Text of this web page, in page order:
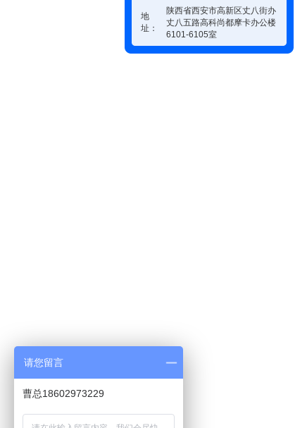
地
址：
陕西省西安市高新区丈八街办
丈八五路高科尚都摩卡办公楼
6101-6105室
请您留言
曹总18602973229